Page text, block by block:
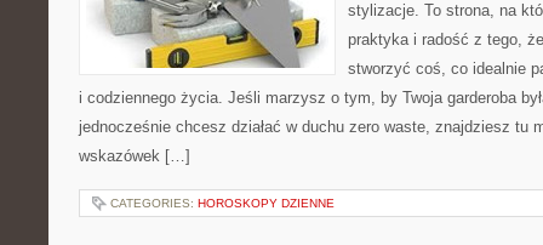
stylizacje. To strona, na
praktyka i radość z tego,
stworzyć coś, co idealnie
i codziennego życia. Jeśli marzysz o tym, by Twoja garderoba
jednocześnie chcesz działać w duchu zero waste, znajdziesz tu
wskazówek […]
CATEGORIES: HOROSKOPY DZIENNE